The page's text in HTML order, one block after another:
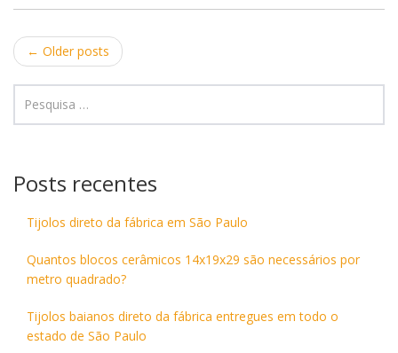
Post
navigation
← Older posts
Posts recentes
Tijolos direto da fábrica em São Paulo
Quantos blocos cerâmicos 14x19x29 são necessários por
metro quadrado?
Tijolos baianos direto da fábrica entregues em todo o
estado de São Paulo